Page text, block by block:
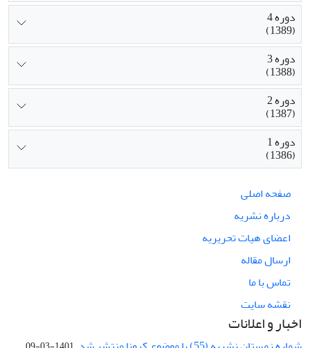
دوره 4
(1389)
دوره 3
(1388)
دوره 2
(1387)
دوره 1
(1386)
صفحه اصلی
درباره نشریه
اعضای هیات تحریریه
ارسال مقاله
تماس با ما
نقشه سایت
اخبار و اعلانات